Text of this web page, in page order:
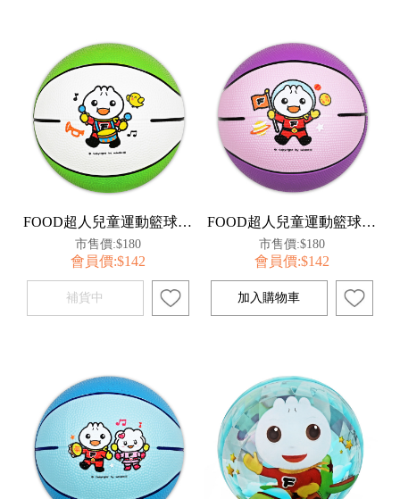
FOOD超人兒童運動籃球-白綠
市售價:$180
會員價:$142
FOOD超人兒童運動籃球-淺紫
市售價:$180
會員價:$142